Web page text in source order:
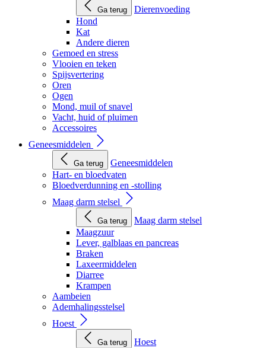
Ga terug
Dierenvoeding
Hond
Kat
Andere dieren
Gemoed en stress
Vlooien en teken
Spijsvertering
Oren
Ogen
Mond, muil of snavel
Vacht, huid of pluimen
Accessoires
Geneesmiddelen
Ga terug
Geneesmiddelen
Hart- en bloedvaten
Bloedverdunning en -stolling
Maag darm stelsel
Ga terug
Maag darm stelsel
Maagzuur
Lever, galblaas en pancreas
Braken
Laxeermiddelen
Diarree
Krampen
Aambeien
Ademhalingsstelsel
Hoest
Ga terug
Hoest